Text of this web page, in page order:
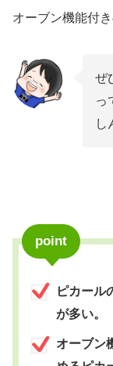
オーブン機能付
ぜ
っ
し
point
ピカール
が多い。
オーブン